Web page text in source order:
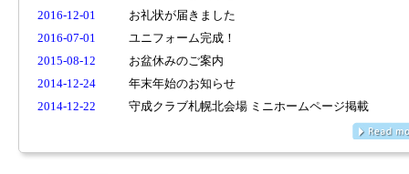
2016-12-01
お礼状が届きました
2016-07-01
ユニフォーム完成！
2015-08-12
お盆休みのご案内
2014-12-24
年末年始のお知らせ
2014-12-22
守成クラブ札幌北会場 ミニホームページ掲載